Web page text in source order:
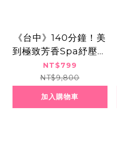
《台中》140分鐘！美
到極致芳香Spa紓壓按
摩x速崩美爆799元
NT$799
NT$9,800
加入購物車